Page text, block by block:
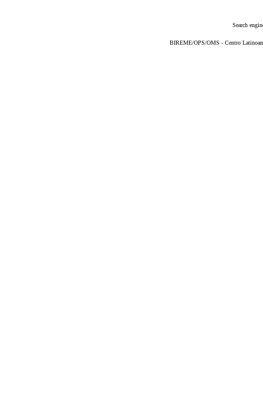
Search
BIREME/OPS/OMS - Centro